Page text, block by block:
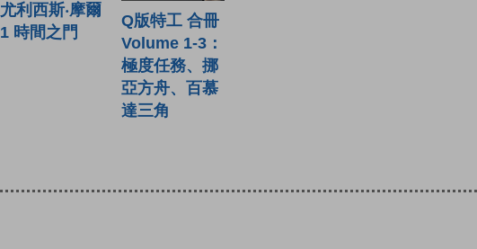
尤利西斯‧摩爾
1 時間之門
Q版特工 合冊
Volume 1-3：
極度任務、挪
亞方舟、百慕
達三角